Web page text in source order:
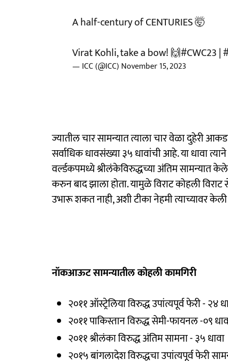
A half-century of CENTURIES 🤯
Virat Kohli, take a bow! 🙌#CWC23|
— ICC (@ICC) November 15, 2023
ज्यातील चार सामन्यात त्याला चार वेळा दुहेरी
सर्वाधिक धावसंख्या ३५ धावांची आहे. या धावा
वर्ल्डकपमध्ये श्रीलंकेविरुद्धच्या अंतिम
करुन बाद झाला होता. यामुळे विराट कोहली
उभारू शकत नाही, अशी टीका नेहमी त्याच्यावर
नॉकआऊट सामन्यातील कोहली कामगिरी
२०११ ऑस्ट्रेलिया विरुद्ध उपांत्यपूर्व फेरी - २४
२०११ पाकिस्तान विरुद्ध सेमी-फायनल -०९
२०११ श्रीलंका विरुद्ध अंतिम सामना - ३५ धावा
२०१५ बांगलादेश विरुद्धचा उपांत्यपूर्व फेरी